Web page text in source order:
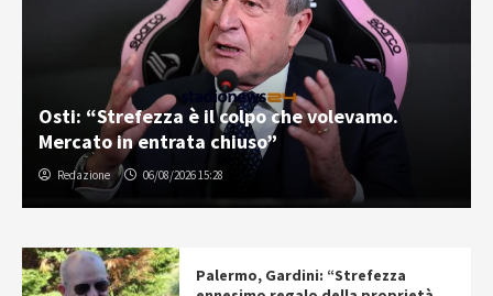
Osti: “Strefezza è il colpo che volevamo.
Mercato in entrata chiuso”
Redazione 06/08/2026 15:28
Palermo, Gardini: “Strefezza